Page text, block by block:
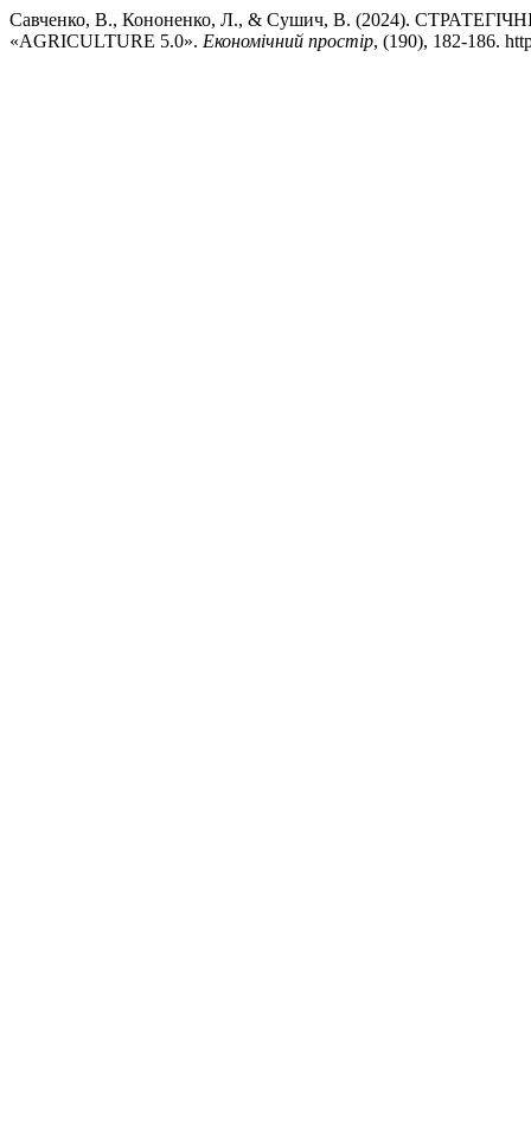
Савченко, В., Кононенко, Л., & Сушич, В. (2024).
«AGRICULTURE 5.0». Економічний простір, (190), 182-186.